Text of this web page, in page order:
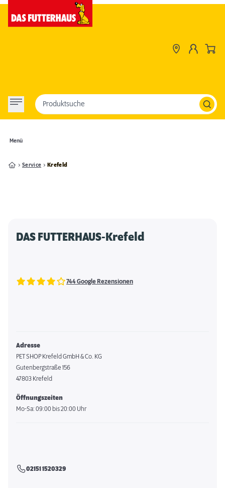
Menü
Produktsuche
Service Krefeld
DAS FUTTERHAUS-Krefeld
744 Google Rezensionen
Adresse
PET SHOP Krefeld GmbH & Co. KG
Gutenbergstraße 156
47803 Krefeld
Öffnungszeiten
Mo-Sa: 09:00 bis 20:00 Uhr
02151 1520329